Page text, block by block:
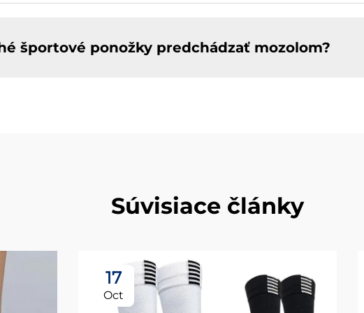
športové ponožky predchádzať mozolom?
Súvisiace články
17
Oct